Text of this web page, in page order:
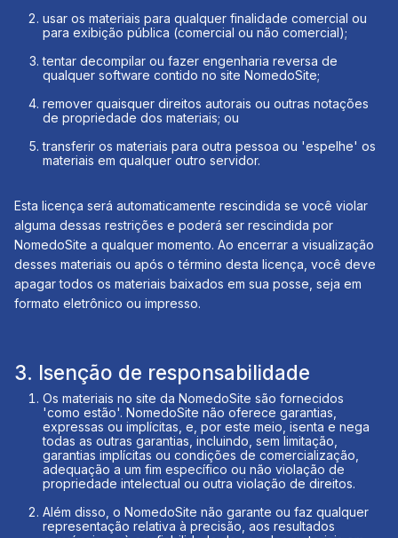
usar os materiais para qualquer finalidade comercial ou
para exibição pública (comercial ou não comercial);
tentar decompilar ou fazer engenharia reversa de
qualquer software contido no site NomedoSite;
remover quaisquer direitos autorais ou outras notações
de propriedade dos materiais; ou
transferir os materiais para outra pessoa ou 'espelhe' os
materiais em qualquer outro servidor.
Esta licença será automaticamente rescindida se você violar
alguma dessas restrições e poderá ser rescindida por
NomedoSite a qualquer momento. Ao encerrar a visualização
desses materiais ou após o término desta licença, você deve
apagar todos os materiais baixados em sua posse, seja em
formato eletrônico ou impresso.
3. Isenção de responsabilidade
Os materiais no site da NomedoSite são fornecidos
'como estão'. NomedoSite não oferece garantias,
expressas ou implícitas, e, por este meio, isenta e nega
todas as outras garantias, incluindo, sem limitação,
garantias implícitas ou condições de comercialização,
adequação a um fim específico ou não violação de
propriedade intelectual ou outra violação de direitos.
Além disso, o NomedoSite não garante ou faz qualquer
representação relativa à precisão, aos resultados